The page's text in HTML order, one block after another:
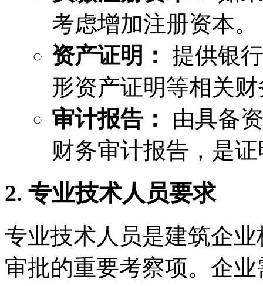
考虑增加注册资本。
资产证明： 提供银
形资产证明等相关
审计报告：
由具备
财务审计报告，是
2. 专业技术人员要求
专业技术人员是建筑企
审批的重要考察项。企